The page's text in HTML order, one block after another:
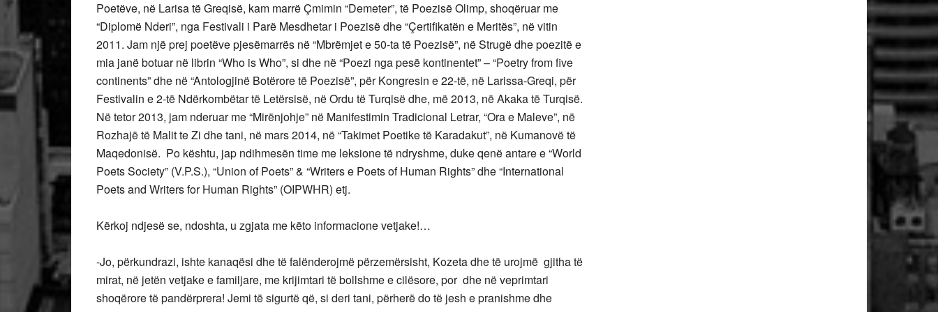
Poetëve, në Larisa të Greqisë, kam marrë Çmimin “Demeter”, të Poezisë Olimp, shoqëruar me
“Diplomë Nderi”, nga Festivali i Parë Mesdhetar i Poezisë dhe “Çertifikatën e Meritës”, në vitin
2011. Jam një prej poetëve pjesëmarrës në “Mbrëmjet e 50-ta të Poezisë”, në Strugë dhe poezitë e
mia janë botuar në librin “Who is Who”, si dhe në “Poezi nga pesë kontinentet” – “Poetry from five
continents” dhe në “Antologjinë Botërore të Poezisë”, për Kongresin e 22-të, në Larissa-Greqi, për
Festivalin e 2-të Ndërkombëtar të Letërsisë, në Ordu të Turqisë dhe, më 2013, në Akaka të Turqisë.
Në tetor 2013, jam nderuar me “Mirënjohje” në Manifestimin Tradicional Letrar, “Ora e Maleve”, në
Rozhajë të Malit te Zi dhe tani, në mars 2014, në “Takimet Poetike të Karadakut”, në Kumanovë të
Maqedonisë. Po kështu, jap ndihmesën time me leksione të ndryshme, duke qenë antare e “World
Poets Society” (V.P.S.), “Union of Poets” & “Writers e Poets of Human Rights” dhe “International
Poets and Writers for Human Rights” (OIPWHR) etj.
Kërkoj ndjesë se, ndoshta, u zgjata me këto informacione vetjake!…
-Jo, përkundrazi, ishte kanaqësi dhe të falënderojmë përzemërsisht, Kozeta dhe të urojmë gjitha të
mirat, në jetën vetjake e familjare, me krijimtari të bollshme e cilësore, por dhe në veprimtari
shoqërore të pandërprera! Jemi të sigurtë që, si deri tani, përherë do të jesh e pranishme dhe